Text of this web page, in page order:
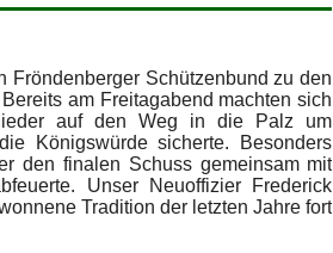
Fröndenberger Schützenbund zu den
am Freitagabend machten sich
auf den Weg in die Palz um
Königswürde sicherte. Besonders
den finalen Schuss gemeinsam mit
Unser Neuoffizier Frederick
Tradition der letzten Jahre fort